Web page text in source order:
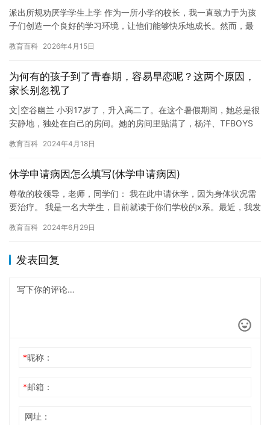
派出所规劝厌学学生上学 作为一所小学的校长，我一直致力于为孩
子们创造一个良好的学习环境，让他们能够快乐地成长。然而，最
意上…
教育百科 2026年4月15日
为何有的孩子到了青春期，容易早恋呢？这两个原因，
家长别忽视了
文|空谷幽兰 小羽17岁了，升入高二了。在这个暑假期间，她总是很
安静地，独处在自己的房间。她的房间里贴满了，杨洋、TFBOYS
教育百科 2024年4月18日
休学申请病因怎么填写(休学申请病因)
尊敬的校领导，老师，同学们： 我在此申请休学，因为身体状况需
要治疗。 我是一名大学生，目前就读于你们学校的x系。最近，我发
教育百科 2024年6月29日
发表回复
*昵称：
*邮箱：
网址：